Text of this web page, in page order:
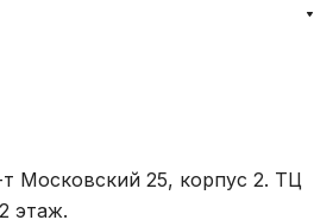
т Московский 25, корпус 2. ТЦ
этаж.